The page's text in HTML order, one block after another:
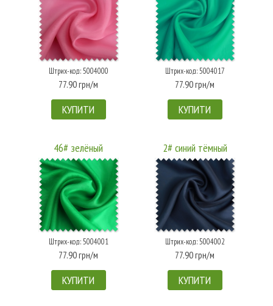
Штрих-код: 5004000
77.90 грн/м
КУПИТИ
Штрих-код: 5004017
77.90 грн/м
КУПИТИ
46# зелёный
Штрих-код: 5004001
77.90 грн/м
КУПИТИ
2# синий тёмный
Штрих-код: 5004002
77.90 грн/м
КУПИТИ